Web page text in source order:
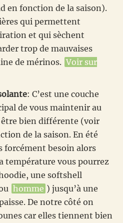
en fonction de la saison).
qui permettent
et qui sèchent
trop de mauvaises
de mérinos. Voir sur
: C’est une couche
de vous maintenir au
être bien différente (voir
de la saison. En été
forcément besoin alors
température vous pourrez
une softshell
homme ) jusqu’à une
De notre côté on
car elles tiennent bien